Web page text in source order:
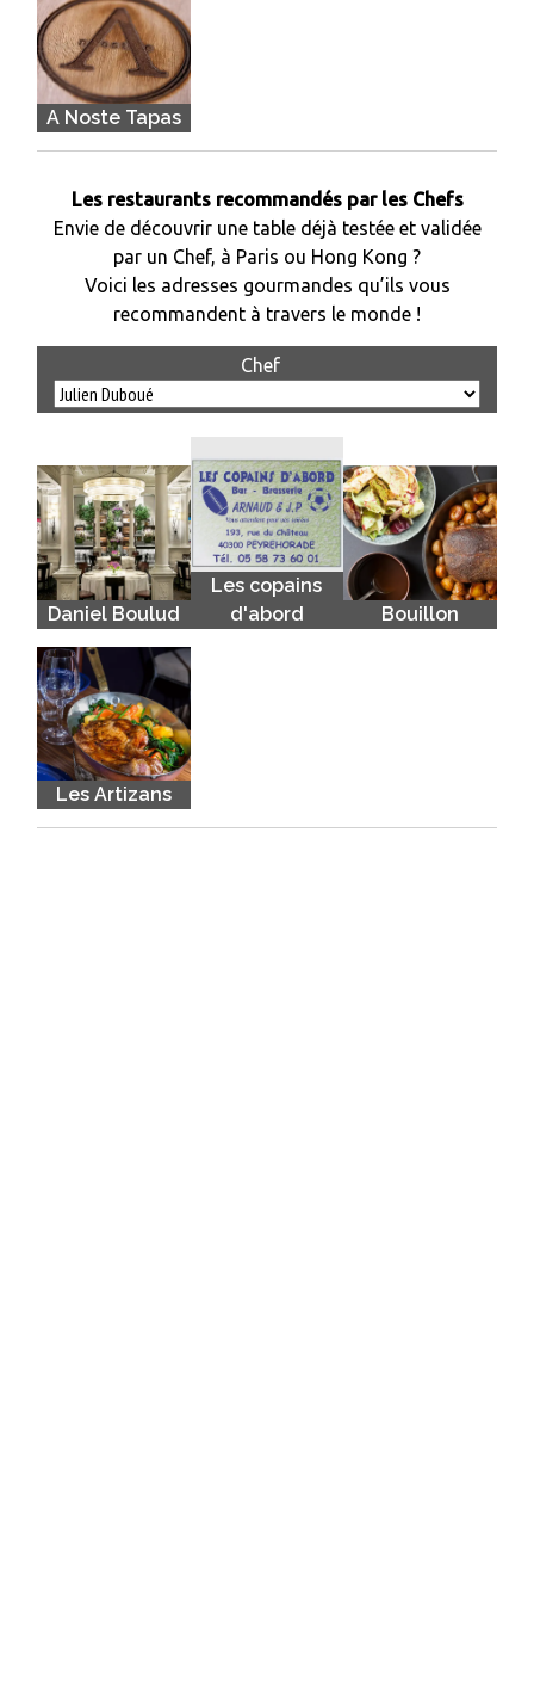
A Noste Tapas
Les restaurants recommandés par les Chefs
Envie de découvrir une table déjà testée et validée
par un Chef, à Paris ou Hong Kong ?
Voici les adresses gourmandes qu’ils vous
recommandent à travers le monde !
Chef
Daniel Boulud
Les copains
d'abord
Bouillon
Les Artizans